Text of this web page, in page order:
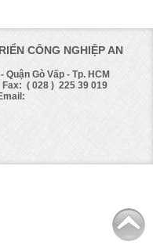
CÔNG NGHIỆP AN
Gò Vấp - Tp. HCM
028 ) 225 39 019